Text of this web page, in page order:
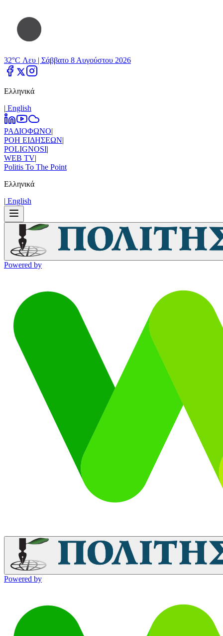
32°C Λευ | Σάββατο 8 Αυγούστου 2026
Ελληνικά
| Εnglish
ΡΑΔΙΟΦΩΝΟ|
ΡΟΗ ΕΙΔΗΣΕΩΝ|
POLIGNOSI|
WEB TV|
Politis To The Point
Ελληνικά
| Εnglish
Powered by
Powered by